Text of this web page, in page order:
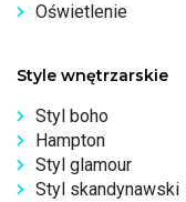
Oświetlenie
Style wnętrzarskie
Styl boho
Hampton
Styl glamour
Styl skandynawski